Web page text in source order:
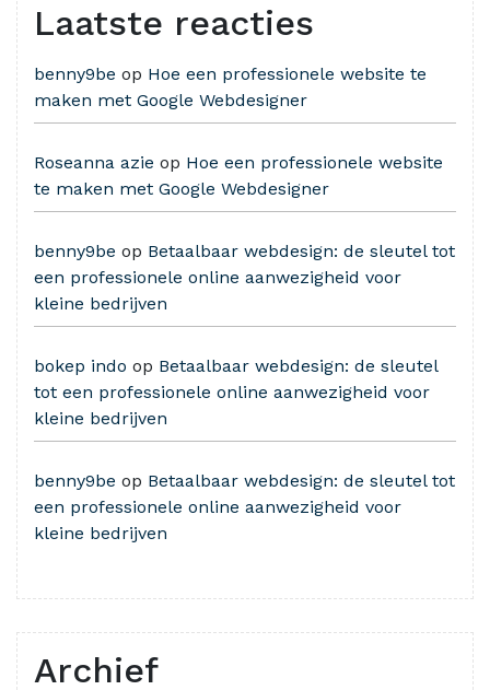
Laatste reacties
benny9be op Hoe een professionele website te
maken met Google Webdesigner
Roseanna azie op Hoe een professionele website
te maken met Google Webdesigner
benny9be op Betaalbaar webdesign: de sleutel tot
een professionele online aanwezigheid voor
kleine bedrijven
bokep indo op Betaalbaar webdesign: de sleutel
tot een professionele online aanwezigheid voor
kleine bedrijven
benny9be op Betaalbaar webdesign: de sleutel tot
een professionele online aanwezigheid voor
kleine bedrijven
Archief